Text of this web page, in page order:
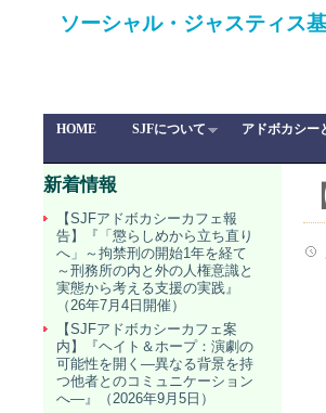
ソーシャル・ジャスティス
HOME SJFについて アドボカシー
新着情報
【SJFアドボカシーカフェ報
告】『「懲らしめから立ち直り
へ」～拘禁刑の開始1年を経て
～刑務所の内と外の人権意識と
実態から考える支援の実践』
（26年7月4日開催）
【SJFアドボカシーカフェ案
内】『ヘイト＆ホープ：演劇の
可能性を開く―異なる背景を持
つ他者とのコミュニケーション
へ―』（2026年9月5日）